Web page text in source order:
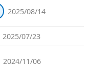
2025/08/14
2025/07/23
2024/11/06